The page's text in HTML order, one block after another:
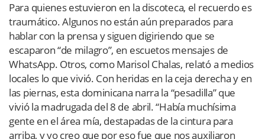
Para quienes estuvieron en la discoteca, el recuerdo es
traumático. Algunos no están aún preparados para
hablar con la prensa y siguen digiriendo que se
escaparon “de milagro”, en escuetos mensajes de
WhatsApp. Otros, como Marisol Chalas, relató a medios
locales lo que vivió. Con heridas en la ceja derecha y en
las piernas, esta dominicana narra la “pesadilla” que
vivió la madrugada del 8 de abril. “Había muchísima
gente en el área mía, destapadas de la cintura para
arriba, y yo creo que por eso fue que nos auxiliaron